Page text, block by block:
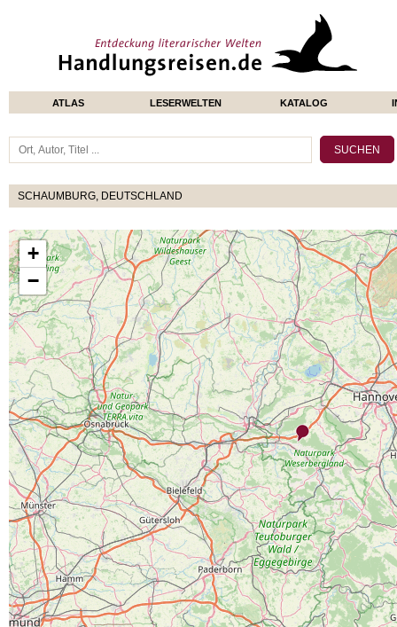
ATLAS LESERWELTEN KATALOG
SCHAUMBURG, DEUTSCHLAND
+
−